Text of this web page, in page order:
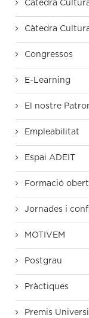
Cátedra
Càtedra
Congressos
E-Learning
El nostre
Empleabilitat
Espai ADEIT
Formació
Jornades i
MOTIVEM
Postgrau
Pràctiques
Premis